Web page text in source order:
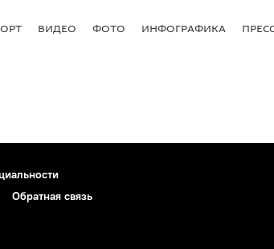
ВИДЕО ФОТО ИНФОГРАФИКА
Обратная связь